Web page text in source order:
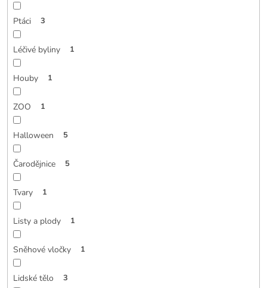
Ptáci 3
Léčivé byliny 1
Houby 1
ZOO 1
Halloween 5
Čarodějnice 5
Tvary 1
Listy a plody 1
Sněhové vločky 1
Lidské tělo 3